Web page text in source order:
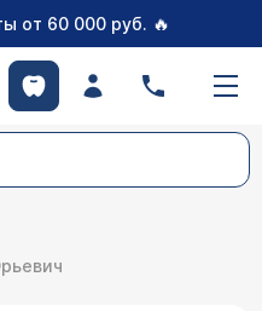
от 60 000 руб. 🔥